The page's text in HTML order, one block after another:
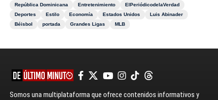
República Dominicana
Entretenimiento
ElPeriódicodelaVerdad
Deportes
Estilo Economía Estados Unidos
Luis Abinader
Béisbol
portada Grandes Ligas MLB
Somos una multiplataforma que ofrece contenidos informativos y